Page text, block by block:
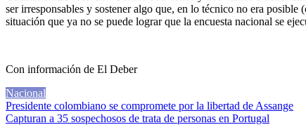
ser irresponsables y sostener algo que, en lo técnico no era
situación que ya no se puede lograr que la encuesta nacional se
Con información de El Deber
Nacional
Navegación
de
Presidente colombiano se compromete por la libertad de Assange
Capturan a 35 sospechosos de trata de personas en Portugal